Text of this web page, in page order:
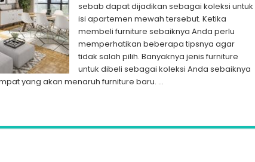
sebab dapat dijadikan sebagai koleksi untuk
isi apartemen mewah tersebut. Ketika
membeli furniture sebaiknya Anda perlu
memperhatikan beberapa tipsnya agar
tidak salah pilih. Banyaknya jenis furniture
untuk dibeli sebagai koleksi Anda sebaiknya
yang akan menaruh furniture baru. …